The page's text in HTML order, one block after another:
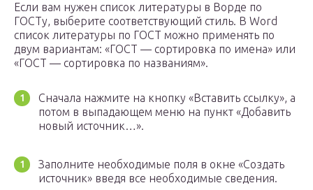
Если вам нужен список литературы в Ворде по
ГОСТу, выберите соответствующий стиль. В Word
список литературы по ГОСТ можно применять по
двум вариантам: «ГОСТ — сортировка по имена» или
«ГОСТ — сортировка по названиям».
Сначала нажмите на кнопку «Вставить ссылку», а
потом в выпадающем меню на пункт «Добавить
новый источник…».
Заполните необходимые поля в окне «Создать
источник» введя все необходимые сведения.